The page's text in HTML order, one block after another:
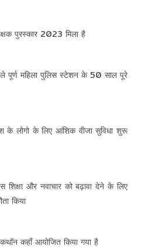
पुरस्कार 2023 मिला है
पूर्ण महिला पुलिस स्टेशन के 50 साल पूरे
के लोगो के लिए आंशिक वीजा सुविधा शुरू
शिक्षा और नवाचार को बढ़ावा देने के लिए
किया
कहाँ आयोजित किया गया है